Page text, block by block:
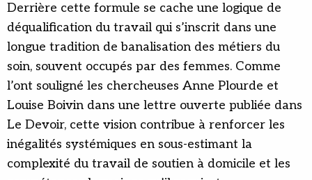
Derrière cette formule se cache une logique de
déqualification du travail qui s’inscrit dans une
longue tradition de banalisation des métiers du
soin, souvent occupés par des femmes. Comme
l’ont souligné les chercheuses Anne Plourde et
Louise Boivin dans une lettre ouverte publiée dans
Le Devoir, cette vision contribue à renforcer les
inégalités systémiques en sous-estimant la
complexité du travail de soutien à domicile et les